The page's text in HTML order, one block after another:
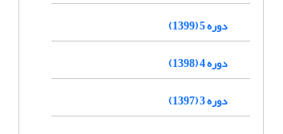
دوره 5 (1399)
دوره 4 (1398)
دوره 3 (1397)